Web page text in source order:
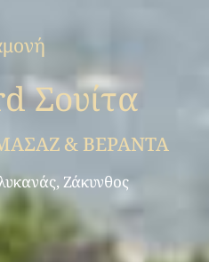
Σουίτα
& ΒΕΡΑΝΤΑ
Ζάκυνθος